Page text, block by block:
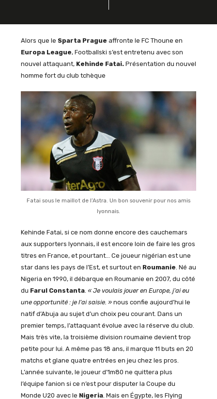
Alors que le SpartaPrague affronte le FC Thoune en
Europa League, Footballski s’est entretenu avec son
nouvel attaquant, Kehinde Fatai.Présentation du nouvel
homme fort du club tchèque
Fatai sous le maillot de l’Astra. Un bon souvenir pour nos amis
lyonnais.
Kehinde Fatai, si ce nom donne encore des cauchemars
aux supporters lyonnais, il est encore loin de faire les gros
titres en France, et pourtant… Ce joueur nigérian est une
star dans les pays de l’Est, et surtout en Roumanie . Né au
Nigeria en 1990, il débarque en Roumanie en 2007, du côté
du Farul Constanta. « Je voulais jouer en Europe, j’ai eu
une opportunité : je l’ai saisie. »nous confie aujourd’hui le
natif d’Abuja au sujet d’un choix peu courant. Dans un
premier temps, l’attaquant évolue avec la réserve du club.
Mais très vite, la troisième division roumaine devient trop
petite pour lui. A même pas 18 ans, il marque 11 buts en 20
matchs et glane quatre entrées en jeu chez les pros.
L’année suivante, le joueur d’1m80 ne quittera plus
l’équipe fanion si ce n’est pour disputer la Coupe du
Monde U20 avec le Nigeria. Mais en Égypte, les Flying